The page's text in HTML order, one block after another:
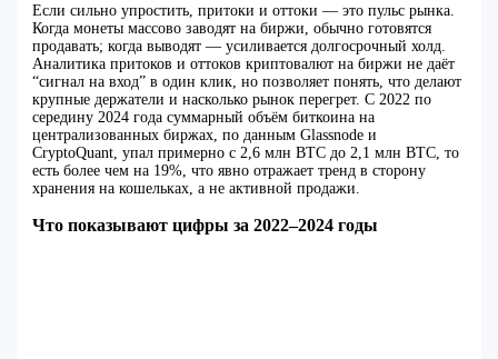
Если сильно упростить, притоки и оттоки — это пульс рынка.
Когда монеты массово заводят на биржи, обычно готовятся
продавать; когда выводят — усиливается долгосрочный холд.
Аналитика притоков и оттоков криптовалют на биржи не даёт
“сигнал на вход” в один клик, но позволяет понять, что делают
крупные держатели и насколько рынок перегрет. С 2022 по
середину 2024 года суммарный объём биткоина на
централизованных биржах, по данным Glassnode и
CryptoQuant, упал примерно с 2,6 млн BTC до 2,1 млн BTC, то
есть более чем на 19%, что явно отражает тренд в сторону
хранения на кошельках, а не активной продажи.
Что показывают цифры за 2022–2024 годы